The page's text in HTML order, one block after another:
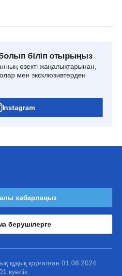
біліп отырыңыз
өзекті жаңалықтарынан,
мен эксклюзивтерден
Instagram
хабарлаңыз
берушілерге
құқық қорғалған 01.08.2024
куәлік.